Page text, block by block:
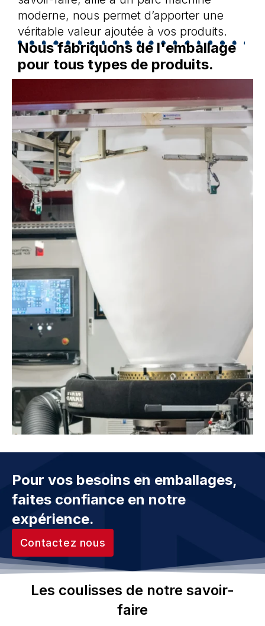
moderne, nous permet d’apporter une
véritable valeur ajoutée à vos produits.
Nous fabriquons de l'emballage
pour tous types de produits.
Pour vos besoins en emballages,
faites confiance en notre
expérience.
Contactez nous
Les coulisses de notre savoir-
faire